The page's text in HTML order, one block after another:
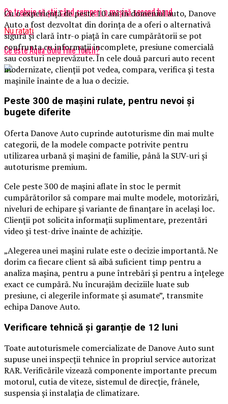
Ce trebuie să știi când cumperi o mașină second hand
Nu ratati
Ce este Aqua Gold Fine Touch?
Cu o experiență de peste 10 ani în domeniul auto, Danove
Auto a fost dezvoltat din dorința de a oferi o alternativă
sigură și clară într-o piață în care cumpărătorii se pot
confrunta cu informații incomplete, presiune comercială
sau costuri neprevăzute. În cele două parcuri auto recent
modernizate, clienții pot vedea, compara, verifica și testa
mașinile înainte de a lua o decizie.
Peste 300 de mașini rulate, pentru nevoi și
bugete diferite
Oferta Danove Auto cuprinde autoturisme din mai multe
categorii, de la modele compacte potrivite pentru
utilizarea urbană și mașini de familie, până la SUV-uri și
autoturisme premium.
Cele peste 300 de mașini aflate în stoc le permit
cumpărătorilor să compare mai multe modele, motorizări,
niveluri de echipare și variante de finanțare în același loc.
Clienții pot solicita informații suplimentare, prezentări
video și test-drive înainte de achiziție.
„Alegerea unei mașini rulate este o decizie importantă. Ne
dorim ca fiecare client să aibă suficient timp pentru a
analiza mașina, pentru a pune întrebări și pentru a înțelege
exact ce cumpără. Nu încurajăm deciziile luate sub
presiune, ci alegerile informate și asumate”, transmite
echipa Danove Auto.
Verificare tehnică și garanție de 12 luni
Toate autoturismele comercializate de Danove Auto sunt
supuse unei inspecții tehnice în propriul service autorizat
RAR. Verificările vizează componente importante precum
motorul, cutia de viteze, sistemul de direcție, frânele,
suspensia și instalația de climatizare.